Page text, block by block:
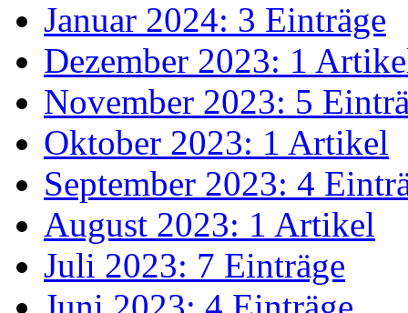
Januar 2024: 3 Einträge
Dezember 2023: 1
November 2023: 5
Oktober 2023: 1 Artikel
September 2023: 4
August 2023: 1 Artikel
Juli 2023: 7 Einträge